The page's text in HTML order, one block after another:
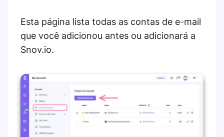
Esta página lista todas as contas de e-mail
que você adicionou antes ou adicionará a
Snov.io.